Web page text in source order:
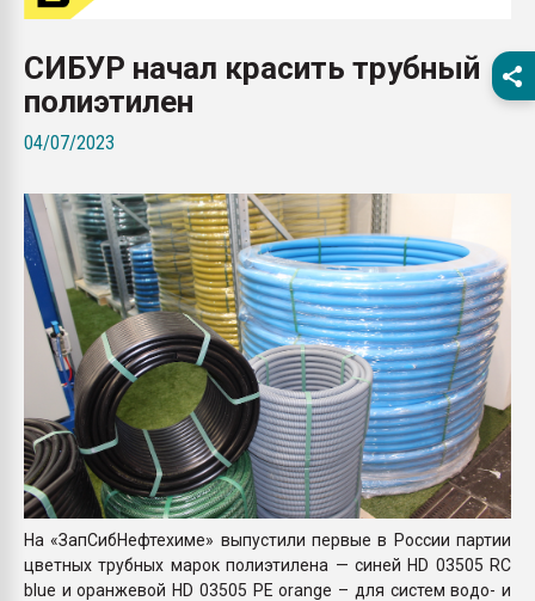
первый план в
пластмасс
бутылок
ПЕРЕЙТИ НА
СИБУР начал красить трубный
полиэтилен
04/07/2023
На «ЗапСибНефтехиме» выпустили первые в России партии
цветных трубных марок полиэтилена — синей HD 03505 RC
blue и оранжевой HD 03505 PE orange – для систем водо- и